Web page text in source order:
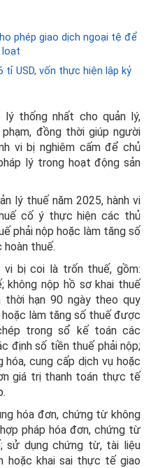
phép giao dịch ngoại tệ để
loạt
tỉ USD, vốn thực hiện lập kỷ
thống nhất cho quản lý,
đồng thời giúp người
vi bị nghiêm cấm để chủ
lý trong hoạt động sản
lý thuế năm 2025, hành vi
cố ý thực hiện các thủ
phải nộp hoặc làm tăng số
thuế.
bị coi là trốn thuế, gồm:
không nộp hồ sơ khai thuế
thời hạn 90 ngày theo quy
làm tăng số thuế được
trong sổ kế toán các
định số tiền thuế phải nộp;
hóa, cung cấp dịch vụ hoặc
giá trị thanh toán thực tế
hóa đơn, chứng từ không
pháp hóa đơn, chứng từ
sử dụng chứng từ, tài liệu
hoặc khai sai thực tế giao